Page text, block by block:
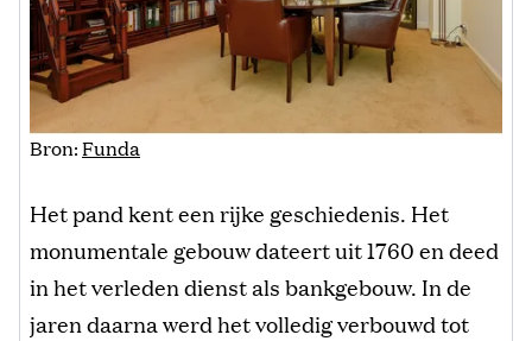
Bron:Funda
Het pand kent een rijke geschiedenis. Het
monumentale gebouw dateert uit 1760 en deed
in het verleden dienst als bankgebouw. In de
jaren daarna werd het volledig verbouwd tot